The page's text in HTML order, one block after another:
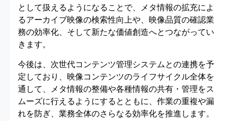
として扱えるようになることで、メタ情報の拡充によ
るアーカイブ映像の検索性向上や、映像品質の確認業
務の効率化、そして新たな価値創造へとつながってい
きます。
今後は、次世代コンテンツ管理システムとの連携を予
定しており、映像コンテンツのライフサイクル全体を
通して、メタ情報の整備や各種情報の共有・管理をス
ムーズに行えるようにするとともに、作業の重複や漏
れを防ぎ、業務全体のさらなる効率化を推進します。